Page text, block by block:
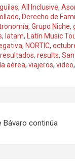
, All Inclusive,
, Derecho de
, Grupo Niche,
, latam, Latín Music
, NORTIC,
resultados, results,
aérea, viajeros, video,
Bávaro continúa